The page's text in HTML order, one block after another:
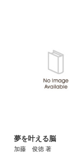
夢を叶える脳
加藤 俊徳 著